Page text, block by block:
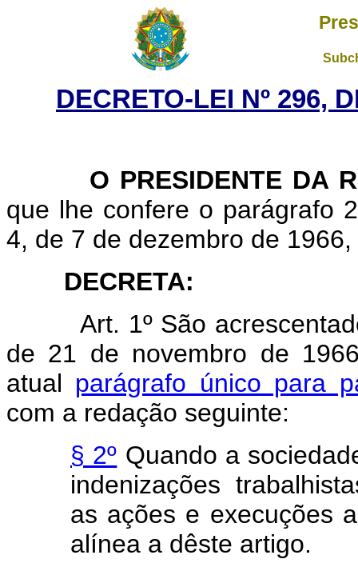
DECRETO-LEI Nº 296,
O PRESIDENTE DA
que lhe confere o parágrafo
4, de 7 de dezembro de 1966,
DECRETA:
Art. 1º São
de 21 de novembro de
atual parágrafo único para
com a redação seguinte:
§ 2º Quando a
indenizações
as ações e execuções
alínea a dêste artigo.